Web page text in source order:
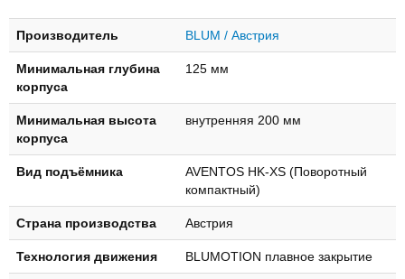
Производитель BLUM / Австрия
Минимальная глубина
корпуса
125 мм
Минимальная высота
корпуса
внутренняя 200 мм
Вид подъёмника
AVENTOS HK-XS (Поворотный
компактный)
Страна производства Австрия
Технология движения BLUMOTION плавное закрытие